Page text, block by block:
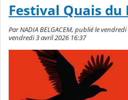
Festival Quais du
Par NADIA BELGACEM, publié le
vendredi 3 avril 2026 16:37